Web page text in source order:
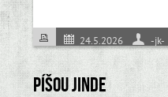
24.5.2026 -jk-
Píšou jinde